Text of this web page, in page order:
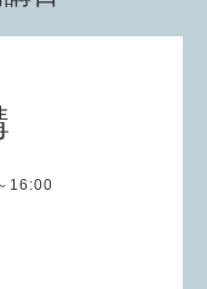
16:00